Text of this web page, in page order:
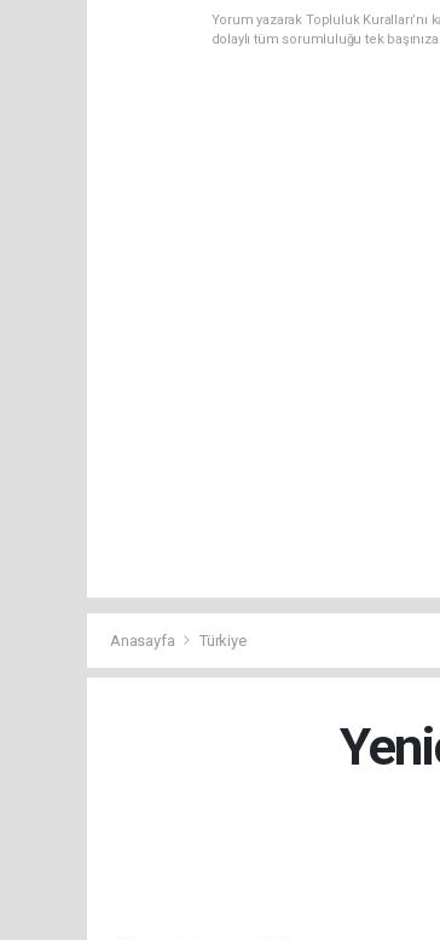
Yorum yazarak Topluluk
dolaylı tüm sorumluluğu tek
Anasayfa Türkiye